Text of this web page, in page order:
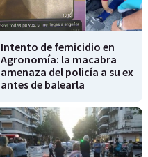
Intento de femicidio en
Agronomía: la macabra
amenaza del policía a su ex
antes de balearla